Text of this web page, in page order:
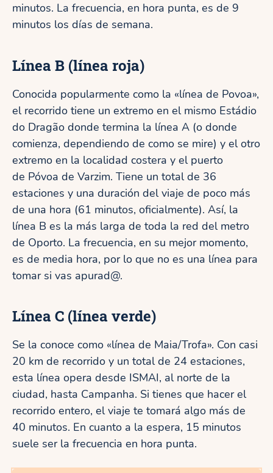
minutos. La frecuencia, en hora punta, es de 9
minutos los días de semana.
Línea B (línea roja)
Conocida popularmente como la «línea de Povoa»,
el recorrido tiene un extremo en el mismo Estádio
do Dragão donde termina la línea A (o donde
comienza, dependiendo de como se mire) y el otro
extremo en la localidad costera y el puerto
de Póvoa de Varzim. Tiene un total de 36
estaciones y una duración del viaje de poco más
de una hora (61 minutos, oficialmente). Así, la
línea B es la más larga de toda la red del metro
de Oporto. La frecuencia, en su mejor momento,
es de media hora, por lo que no es una línea para
tomar si vas apurad@.
Línea C (línea verde)
Se la conoce como «línea de Maia/Trofa». Con casi
20 km de recorrido y un total de 24 estaciones,
esta línea opera desde ISMAI, al norte de la
ciudad, hasta Campanha. Si tienes que hacer el
recorrido entero, el viaje te tomará algo más de
40 minutos. En cuanto a la espera, 15 minutos
suele ser la frecuencia en hora punta.